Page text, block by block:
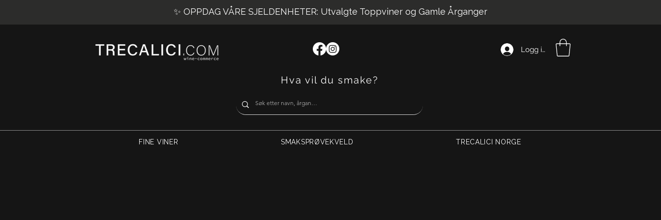
✨ OPPDAG VÅRE SJELDENHETER: Utvalgte Toppviner og Gamle Årganger
Logg inn
Hva vil du smake?
FINE VINER SMAKSPRØVEKVELD TRECALICI NORGE